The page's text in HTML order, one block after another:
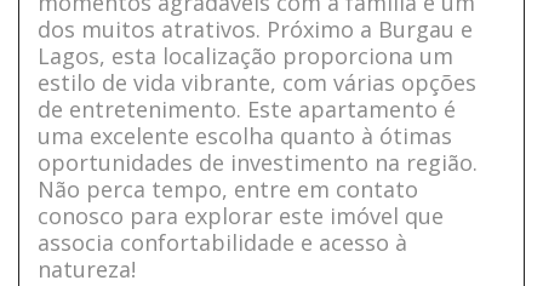
dos muitos atrativos. Próximo a Burgau e
Lagos, esta localização proporciona um
estilo de vida vibrante, com várias opções
de entretenimento. Este apartamento é
uma excelente escolha quanto à ótimas
oportunidades de investimento na região.
Não perca tempo, entre em contato
conosco para explorar este imóvel que
associa confortabilidade e acesso à
natureza!